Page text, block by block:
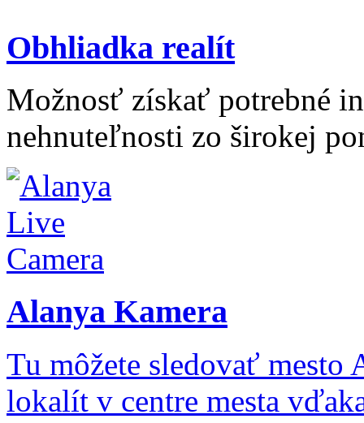
Obhliadka realít
Možnosť získať potrebné
nehnuteľnosti zo širokej
Alanya Kamera
Tu môžete sledovať mesto
lokalít v centre mesta